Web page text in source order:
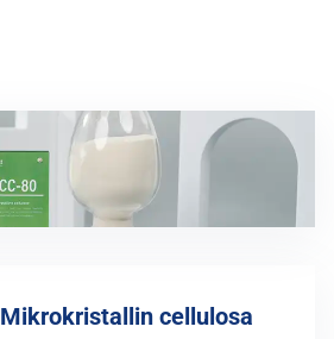
Mikrokristallin cellulosa